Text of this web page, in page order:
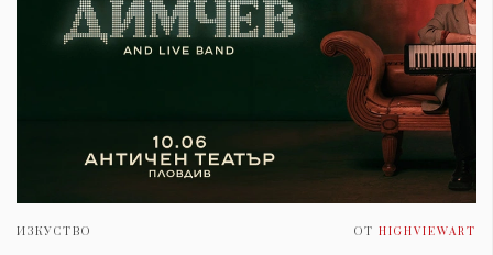
ИЗКУСТВО ОТ HIGHVIEWART